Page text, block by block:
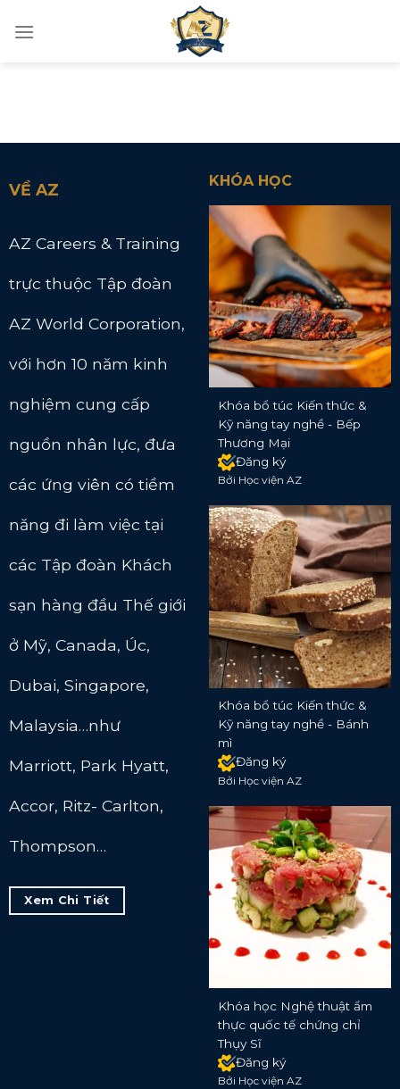
VỀ AZ
AZ Careers & Training
trực thuộc Tập đoàn
AZ World Corporation,
với hơn 10 năm kinh
nghiệm cung cấp
nguồn nhân lực, đưa
các ứng viên có tiềm
năng đi làm việc tại
các Tập đoàn Khách
sạn hàng đầu Thế giới
ở Mỹ, Canada, Úc,
Dubai, Singapore,
Malaysia…như
Marriott, Park Hyatt,
Accor, Ritz- Carlton,
Thompson…
Xem Chi Tiết
KHÓA HỌC
Khóa bổ túc Kiến thức &
Kỹ năng tay nghề - Bếp
Thương Mại
Đăng ký
Bởi Học viện AZ
Khóa bổ túc Kiến thức &
Kỹ năng tay nghề - Bánh
mì
Đăng ký
Bởi Học viện AZ
Khóa học Nghệ thuật ẩm
thực quốc tế chứng chỉ
Thụy Sĩ
Đăng ký
Bởi Học viện AZ